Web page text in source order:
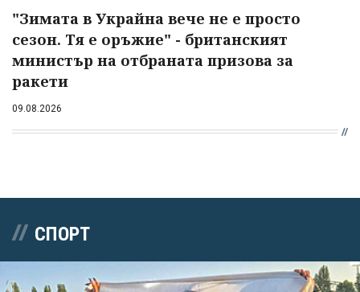
"Зимата в Украйна вече не е просто
сезон. Тя е оръжие" - британският
министър на отбраната призова за
ракети
09.08.2026
СПОРТ